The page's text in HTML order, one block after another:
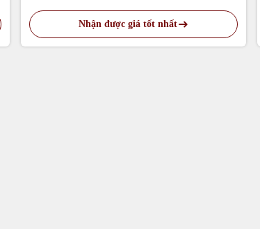
Nhận được giá tốt nhất